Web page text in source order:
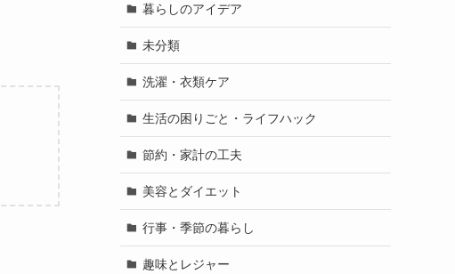
暮らしのアイデア
未分類
洗濯・衣類ケア
生活の困りごと・ライフハック
節約・家計の工夫
美容とダイエット
行事・季節の暮らし
趣味とレジャー